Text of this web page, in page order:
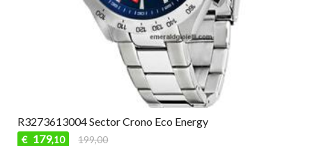
R3273613004 Sector Crono Eco Energy
€ 179,10 199,00